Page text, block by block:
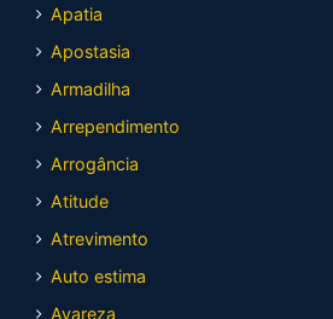
Apatia
Apostasia
Armadilha
Arrependimento
Arrogância
Atitude
Atrevimento
Auto estima
Avareza